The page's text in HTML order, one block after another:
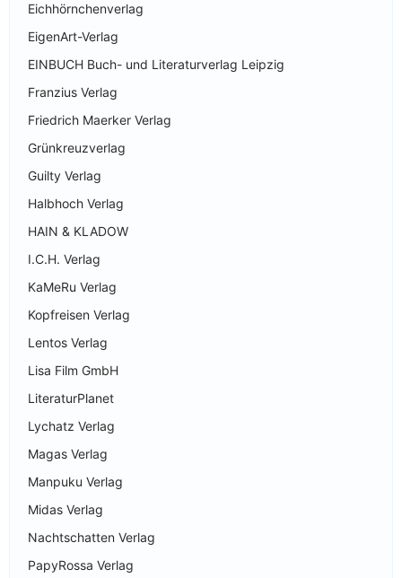
Eichhörnchenverlag
EigenArt-Verlag
EINBUCH Buch- und Literaturverlag Leipzig
Franzius Verlag
Friedrich Maerker Verlag
Grünkreuzverlag
Guilty Verlag
Halbhoch Verlag
HAIN & KLADOW
I.C.H. Verlag
KaMeRu Verlag
Kopfreisen Verlag
Lentos Verlag
Lisa Film GmbH
LiteraturPlanet
Lychatz Verlag
Magas Verlag
Manpuku Verlag
Midas Verlag
Nachtschatten Verlag
PapyRossa Verlag